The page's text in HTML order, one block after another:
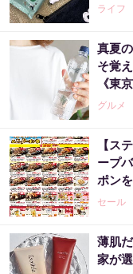
ライフ
真夏
そ覚
《東
グルメ
【ス
ープ
ポン
セール
薄肌
家が